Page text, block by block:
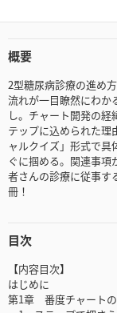
概要
2型糖尿病診療の進め
流れが一目瞭然にわか
し。チャート開発の
テップに込められた理
ャルクイズ」形式で
ぐに掴める。関連事
者さんの診療に従事す
冊！
目次
【内容目次】
はじめに
第1章 番度チャートの